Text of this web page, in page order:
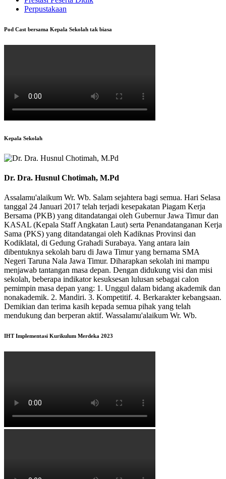
Perpustakaan
Pod Cast bersama Kepala Sekolah tak biasa
Kepala Sekolah
Dr. Dra. Husnul Chotimah, M.Pd
Assalamu'alaikum Wr. Wb. Salam sejahtera bagi semua. Hari Selasa
tanggal 24 Januari 2017 telah terjadi kesepakatan Piagam Kerja
Bersama (PKB) yang ditandatangai oleh Gubernur Jawa Timur dan
KASAL (Kepala Staff Angkatan Laut) serta Penandatanganan Kerja
Sama (PKS) yang ditandatangai oleh Kadiknas Provinsi dan
Kodiklatal, di Gedung Grahadi Surabaya. Yang antara lain
dibentuknya sekolah baru di Jawa Timur yang bernama SMA
Negeri Taruna Nala Jawa Timur. Diharapkan sekolah ini mampu
menjawab tantangan masa depan. Dengan didukung visi dan misi
sekolah, beberapa indikator kesuksesan lulusan sebagai calon
pemimpin masa depan yang: 1. Unggul dalam bidang akademik dan
nonakademik. 2. Mandiri. 3. Kompetitif. 4. Berkarakter kebangsaan.
Demikian dan terima kasih kepada semua pihak yang telah
mendukung dan berperan aktif. Wassalamu'alaikum Wr. Wb.
IHT Implementasi Kurikulum Merdeka 2023